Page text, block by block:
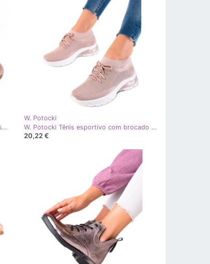
W. Potocki Chinelos Potocki confortáveis rosa dourado
W. Potocki
W. Potocki Tênis esportivo com brocado Potocki rosa
20,22 €